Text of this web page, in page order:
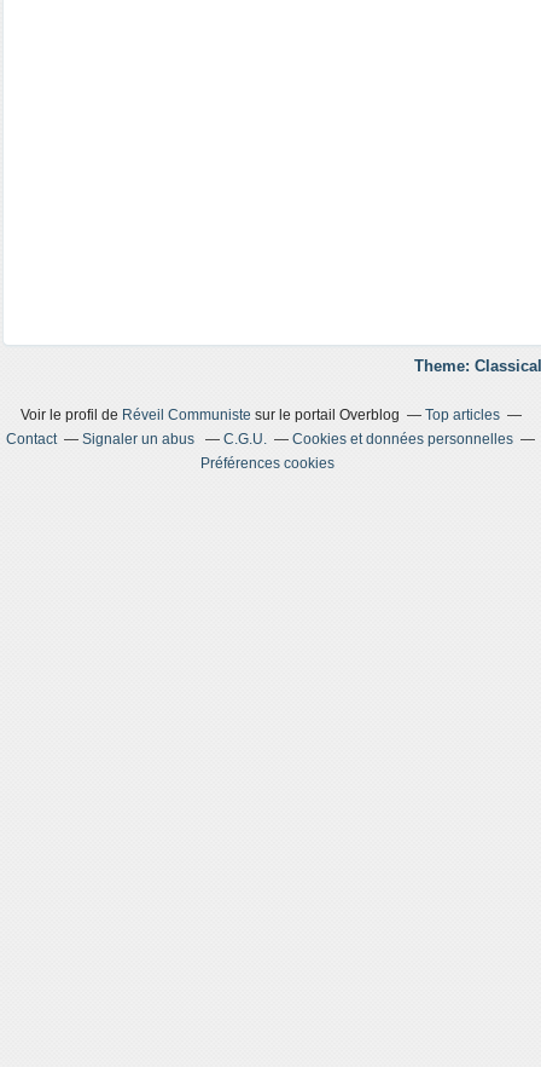
Theme:
Voir le profil de Réveil Communiste sur le portail Overblog
Top articles
Contact
Signaler un abus C.G.U.
Cookies et données personnelles
Préférences cookies